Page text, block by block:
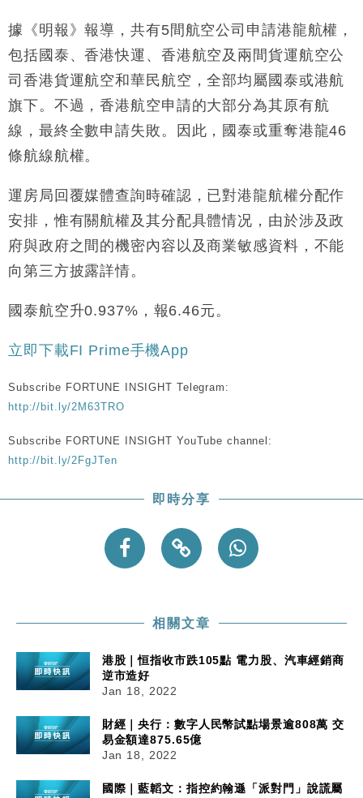
司
11:30
財經｜精星香港夥菜鳥拓全球智慧倉儲市場 加快海外
14:50
東京半島
13:12
國際｜特朗普赴洛杉磯高球場活動前 男子攜槍彈被捕
手
11:40
財經｜黑石傳再籌逾360億美元 支援Anthropic租用
Google晶片
財經｜美商務部擬擴大金屬關稅範圍 14類產品或加徵
25%
定高消費客群
據《明報》報導，共有5間航空公司申請港龍航權，
包括國泰、香港快運、香港航空及兩間貨運航空公
司香港貨運航空和華民航空，全部均屬國泰或港航
旗下。不過，香港航空申請的大部分為其原有航
線，最終全數申請失敗。因此，國泰或重奪港龍46
條航線航權。
運房局回覆媒體查詢時確認，已對港龍航權分配作
安排，惟有關航權及其分配具體情况，由於涉及政
府與政府之間的機密內容以及商業敏感資料，不能
向第三方披露詳情。
國泰航空升0.937%，報6.46元。
立即下載FI Prime手機App
Subscribe FORTUNE INSIGHT Telegram:
http://bit.ly/2M63TRO
Subscribe FORTUNE INSIGHT YouTube channel:
http://bit.ly/2FgJTen
即時分享
相關文章
港股｜恒指收市跌105點 電力股、汽車經銷商
逆市造好
Jan 18, 2022
財經｜央行：數字人民幣試點場景逾808萬 交
易金額達875.65億
Jan 18, 2022
國際｜藍韜文：指控約翰遜「派對門」說謊屬